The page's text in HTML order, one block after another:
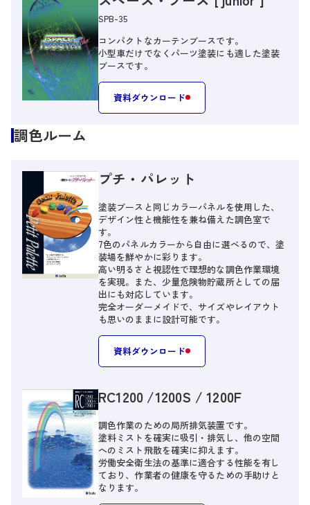
SPB-35
コンパクトなカーテンブースです。
小型車だけでなくパーツ塗装にも適した塗装
ブースです。
資料ダウンロード
調色ルーム
プチ・パレット
塗装ブースと同じカラーパネルを使用した、
デザイン性と機能性を兼ね備えた調色室で
す。
7色のパネルカラーから自由に選べるので、塗
装場を鮮やかに彩ります。
高い明るさと視認性で理想的な調色作業環境
を実現。また、少量危険物貯蔵所としての届
出にも対応しています。
完全オーダーメイドで、サイズやレイアウト
も思いのままに設計可能です。
資料ダウンロード
RC1200 /1200S / 1200F
調色作業のための局所排気装置です。
塗料ミストを確実に吸引・排気し、他の空間
へのミスト飛散を確実に抑えます。
労働安全衛生法の基準に適合する性能を有し
ており、作業者の健康を守るための手助けと
なります。